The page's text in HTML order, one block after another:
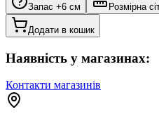
Запас +6 см Розмірна
Додати в кошик
Наявність у магазинах:
Контакти магазинів